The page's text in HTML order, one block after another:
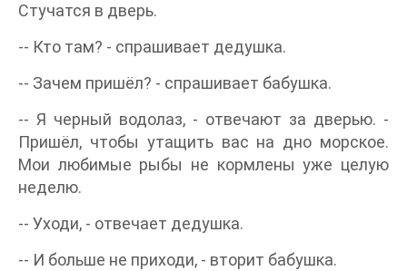
Стучатся в дверь.
-- Кто там? - спрашивает дедушка.
-- Зачем пришёл? - спрашивает бабушка.
-- Я черный водолаз, - отвечают за дверью. -
Пришёл, чтобы утащить вас на дно морское.
Мои любимые рыбы не кормлены уже целую
неделю.
-- Уходи, - отвечает дедушка.
-- И больше не приходи, - вторит бабушка.